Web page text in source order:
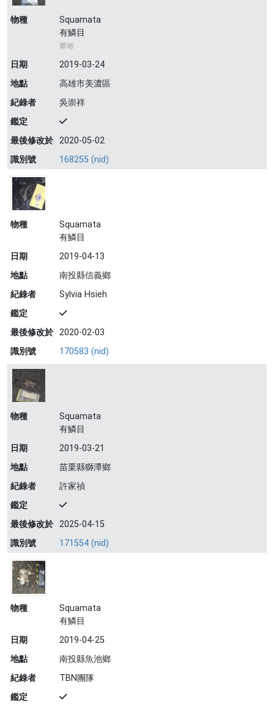
物種
Squamata
有鱗目
攀蜥
日期
2019-03-24
地點
高雄市美濃區
紀錄者
吳崇祥
鑑定
最後修改於 2020-05-02
識別號
168255 (nid)
物種
Squamata
有鱗目
日期
2019-04-13
地點
南投縣信義鄉
紀錄者
Sylvia Hsieh
鑑定
最後修改於 2020-02-03
識別號
170583 (nid)
物種
Squamata
有鱗目
日期
2019-03-21
地點
苗栗縣獅潭鄉
紀錄者
許家禎
鑑定
最後修改於 2025-04-15
識別號
171554 (nid)
物種
Squamata
有鱗目
日期
2019-04-25
地點
南投縣魚池鄉
紀錄者
TBN團隊
鑑定